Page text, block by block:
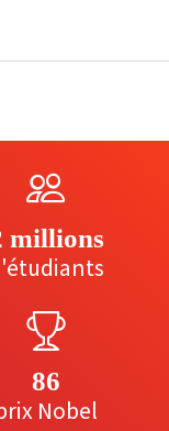
millions
86
Nobel